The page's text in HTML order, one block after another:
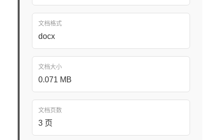
文档格式
docx
文档大小
0.071 MB
文档页数
3 页